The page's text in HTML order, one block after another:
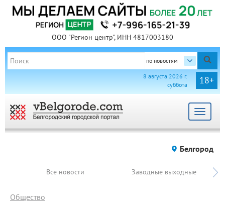
ООО "Регион центр", ИНН 4817003180
по новостям
18+
8 августа 2026 г.
суббота
Toggle
Белгород
Все новости Заводные выходные
Общество